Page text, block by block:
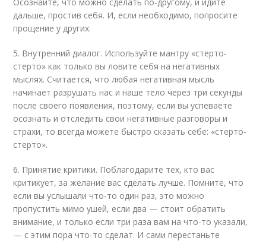
дальше, простив себя. И, если необходимо, попросите
прощение у других.
5. Внутренний диалог. Используйте мантру «стерто-
стерто» как только вы ловите себя на негативных
мыслях. Считается, что любая негативная мысль
начинает разрушать нас и наше тело через три секунды
после своего появления, поэтому, если вы успеваете
осознать и отследить свои негативные разговоры и
страхи, то всегда можете быстро сказать себе: «стерто-
стерто».
6. Принятие критики. Поблагодарите тех, кто вас
критикует, за желание вас сделать лучше. Помните, что
если вы услышали что-то один раз, это можно
пропустить мимо ушей, если два — стоит обратить
внимание, и только если три раза вам на что-то указали,
— с этим пора что-то сделат. И сами перестаньте